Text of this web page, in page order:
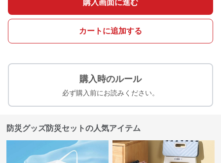
購入画面に進む
カートに追加する
購入時のルール
必ず購入前にお読みください。
防災グッズ防災セットの人気アイテム